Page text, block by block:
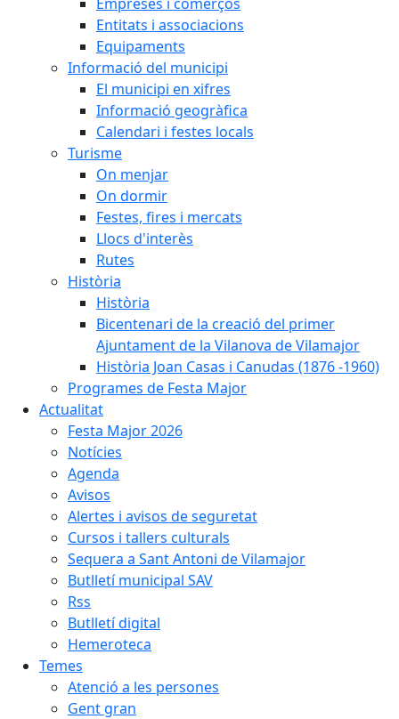
Entitats i associacions
Equipaments
Informació del municipi
El municipi en xifres
Informació geogràfica
Calendari i festes locals
Turisme
On menjar
On dormir
Festes, fires i mercats
Llocs d'interès
Rutes
Història
Història
Bicentenari de la creació del primer
Ajuntament de la Vilanova de Vilamajor
Història Joan Casas i Canudas (1876 -1960)
Programes de Festa Major
Actualitat
Festa Major 2026
Notícies
Agenda
Avisos
Alertes i avisos de seguretat
Cursos i tallers culturals
Sequera a Sant Antoni de Vilamajor
Butlletí municipal SAV
Rss
Butlletí digital
Hemeroteca
Temes
Atenció a les persones
Gent gran